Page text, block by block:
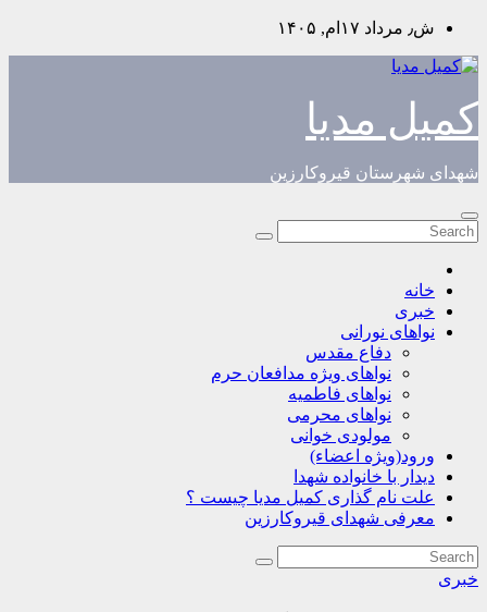
Skip
content
ش٫ مرداد ۱۷ام, ۱۴۰۵
کمیل مدیا
شهدای شهرستان قیروکارزین
خانه
خبری
نواهای نورانی
دفاع مقدس
نواهای ویژه مدافعان حرم
نواهای فاطمیه
نواهای محرمی
مولودی خوانی
ورود(ویژه اعضاء)
دیدار با خانواده شهدا
علت نام گذاری کمیل مدیا چیست ؟
معرفی شهدای قیروکارزین
خبری